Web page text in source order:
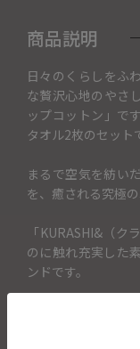
商品説明
日々のくらしをふ
な贅沢心地のやさ
ップコットン」で
タオル2枚のセット
まるで空気を紡い
を、癒される究極
「KURASHI&（
のに触れ充実した
ンドです。
結婚の引出物・内
のご挨拶としてお